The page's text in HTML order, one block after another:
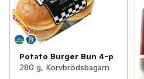
Potato Burger Bun 4-p
280 g, Korvbrödsbagarn